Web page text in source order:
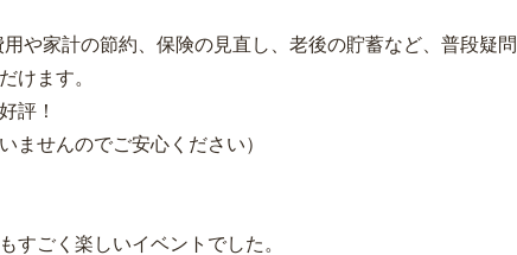
や家計の節約、保険の見直し、老後の貯蓄など、普段疑問
けます。
評！
ませんのでご安心ください）
ごく楽しいイベントでした。